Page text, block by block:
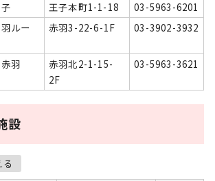
王子本町1-1-18
03-5963-6201
ルー
赤羽3-22-6-1F 03-3902-3932
羽
赤羽北2-1-15-
2F
03-5963-3621
設